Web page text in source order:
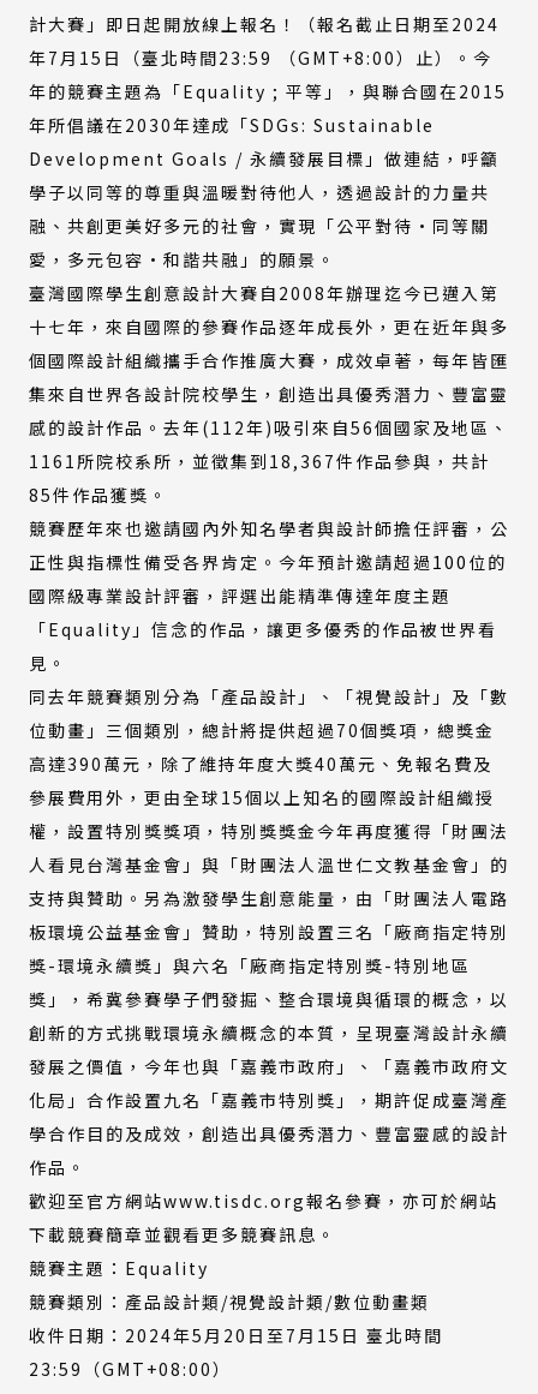
計大賽」即日起開放線上報名！（報名截止日期至2024
年7月15日（臺北時間23:59 （GMT+8:00）止）。今
年的競賽主題為「Equality ; 平等」，與聯合國在2015
年所倡議在2030年達成「SDGs: Sustainable
Development Goals / 永續發展目標」做連結，呼籲
學子以同等的尊重與溫暖對待他人，透過設計的力量共
融、共創更美好多元的社會，實現「公平對待·同等關
愛，多元包容·和諧共融」的願景。
臺灣國際學生創意設計大賽自2008年辦理迄今已邁入第
十七年，來自國際的參賽作品逐年成長外，更在近年與多
個國際設計組織攜手合作推廣大賽，成效卓著，每年皆匯
集來自世界各設計院校學生，創造出具優秀潛力、豐富靈
感的設計作品。去年(112年)吸引來自56個國家及地區、
1161所院校系所，並徵集到18,367件作品參與，共計
85件作品獲獎。
競賽歷年來也邀請國內外知名學者與設計師擔任評審，公
正性與指標性備受各界肯定。今年預計邀請超過 100 位的
國際級專業設計評審，評選出能精準傳達年度主題
「Equality」信念的作品，讓更多優秀的作品被世界看
見。
同去年競賽類別分為「產品設計」、「視覺設計」及「數
位動畫」三個類別，總計將提供超過70個獎項，總獎金
高達390萬元，除了維持年度大獎40萬元、免報名費及
參展費用外，更由全球15個以上知名的國際設計組織授
權，設置特別獎獎項，特別獎獎金今年再度獲得「財團法
人看見台灣基金會」與「財團法人溫世仁文教基金會」的
支持與贊助。另為激發學生創意能量，由「財團法人電路
板環境公益基金會」贊助，特別設置三名「廠商指定特別
獎-環境永續獎」與六名「廠商指定特別獎-特別地區
獎」，希冀參賽學子們發掘、整合環境與循環的概念，以
創新的方式挑戰環境永續概念的本質，呈現臺灣設計永續
發展之價值，今年也與「嘉義市政府」、「嘉義市政府文
化局」合作設置九名「嘉義市特別獎」，期許促成臺灣產
學合作目的及成效，創造出具優秀潛力、豐富靈感的設計
作品。
歡迎至官方網站www.tisdc.org報名參賽，亦可於網站
下載競賽簡章並觀看更多競賽訊息。
競賽主題：Equality
競賽類別：產品設計類/視覺設計類/數位動畫類
收件日期：2024年5月20日至7月15日 臺北時間
23:59（GMT+08:00）